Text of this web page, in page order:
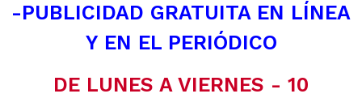
-PUBLICIDAD GRATUITA EN LÍNEA
Y EN EL PERIÓDICO
DE LUNES A VIERNES - 10